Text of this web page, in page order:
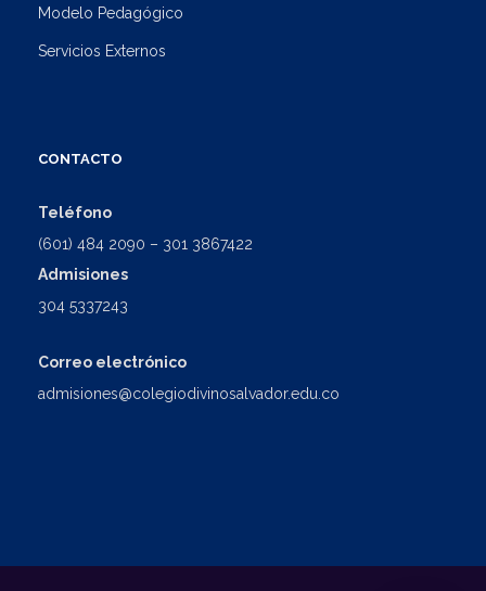
Modelo Pedagógico
Servicios Externos
CONTACTO
Teléfono
(601) 484 2090 – 301 3867422
Admisiones
304 5337243
Correo electrónico
admisiones@colegiodivinosalvador.edu.co